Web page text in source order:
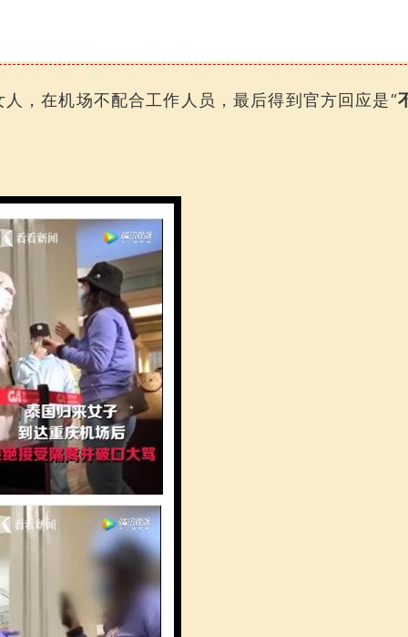
，在机场不配合工作人员，最后得到官方回应是“